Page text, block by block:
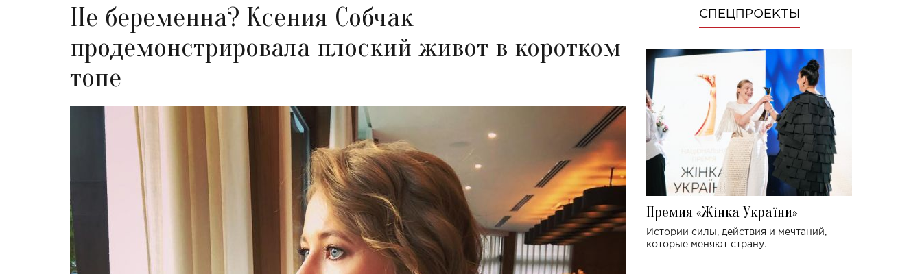
Не беременна? Ксения Собчак
продемонстрировала плоский живот в коротком
топе
СПЕЦПРОЕКТЫ
Премия «Жінка України»
Истории силы, действия и мечтаний,
которые меняют страну.